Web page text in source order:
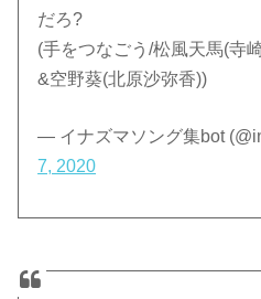
だろ?
(手をつなごう/松風天馬(寺
&空野葵(北原沙弥香))
— イナズマソング集bot
7, 2020